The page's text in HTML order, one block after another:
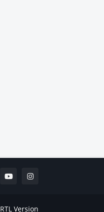
RTL Version